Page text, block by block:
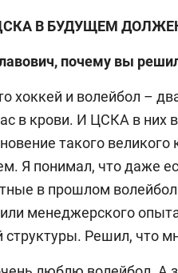
В БУДУЩЕМ
почему вы
хоккей и волейбол –
в крови. И ЦСКА в них
такого
Я понимал, что даже
в прошлом
менеджерского
структуры. Решил, что